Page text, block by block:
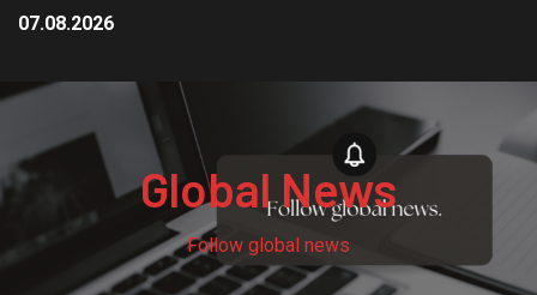
07.08.2026
Global News
Follow global news